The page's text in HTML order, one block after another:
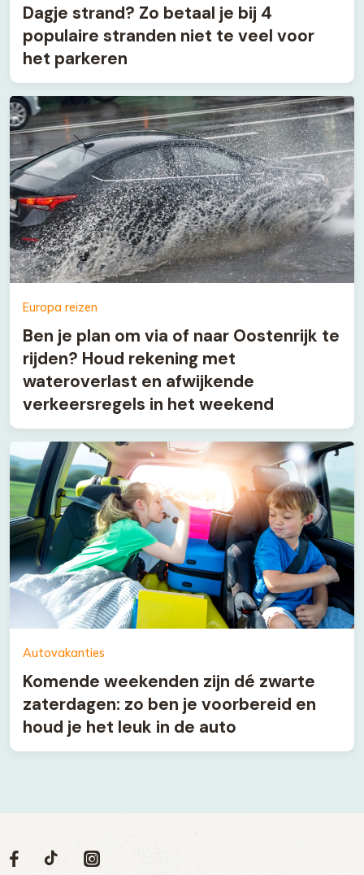
Dagje strand? Zo betaal je bij 4
populaire stranden niet te veel voor
het parkeren
Europa reizen
Ben je plan om via of naar Oostenrijk te
rijden? Houd rekening met
wateroverlast en afwijkende
verkeersregels in het weekend
Autovakanties
Komende weekenden zijn dé zwarte
zaterdagen: zo ben je voorbereid en
houd je het leuk in de auto
Volg
Social
Volg
Volg
Volg